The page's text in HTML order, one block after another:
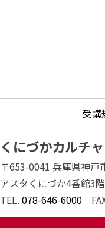
受講
くにづかカルチ
〒653-0041 兵庫県神
アスタくにづか4番館3階
TEL. 078-646-6000